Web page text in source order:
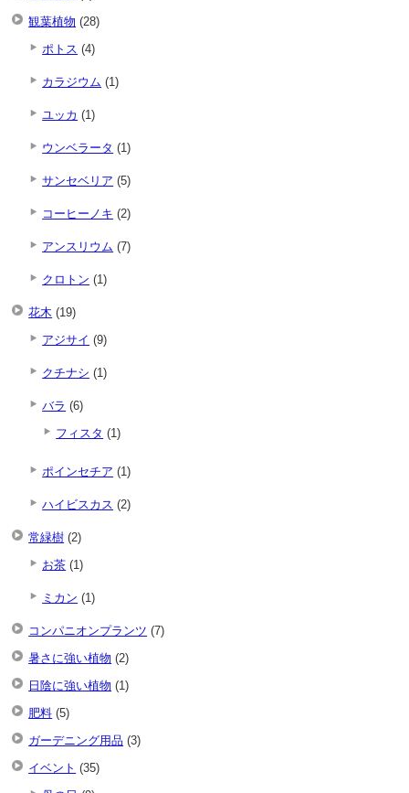
観葉植物 (28)
ポトス (4)
カラジウム (1)
ユッカ (1)
ウンベラータ (1)
サンセベリア (5)
コーヒーノキ (2)
アンスリウム (7)
クロトン (1)
花木 (19)
アジサイ (9)
クチナシ (1)
バラ (6)
フィスタ (1)
ポインセチア (1)
ハイビスカス (2)
常緑樹 (2)
お茶 (1)
ミカン (1)
コンパニオンプランツ (7)
暑さに強い植物 (2)
日陰に強い植物 (1)
肥料 (5)
ガーデニング用品 (3)
イベント (35)